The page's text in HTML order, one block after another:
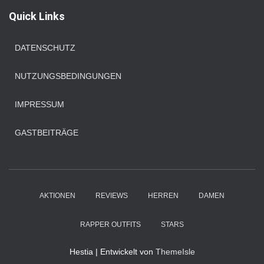
n
Quick Links
DATENSCHUTZ
NUTZUNGSBEDINGUNGEN
IMPRESSUM
GASTBEITRÄGE
AKTIONEN REVIEWS HERREN DAMEN
RAPPER OUTFITS STARS
Hestia | Entwickelt von ThemeIsle